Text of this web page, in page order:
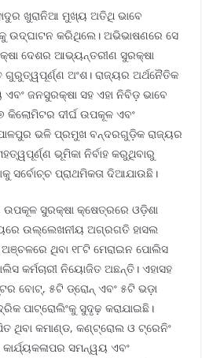
ଖୁରାନିଆ ମୁଖ୍ୟ ଅତିଥି ଭାବେ
ଉଦ୍ଘାଟନ କରିଥିଲେ। ଅଭିଭାଷଣରେ ସେ
ଦେଶର ଆଭ୍ୟନ୍ତରୀଣ ସୁରକ୍ଷା
ଅଂଶ। ରାଜ୍ୟର ଅର୍ଥନୈତିକ
ଜନସୁରକ୍ଷା ସହ ଏହା ନିବିଡ଼ ଭାବେ
କିଲୋମିଟର ଦୀର୍ଘ ଉପକୂଳ ଏବଂ
ଭଳି ପ୍ରମୁଖ ବନ୍ଦରଗୁଡ଼ିକ ରାଜ୍ୟର
ଭୂମିକା ନିର୍ବାହ କରୁଥିବାରୁ
ପ୍ରାଥମିକତା ଦିଆଯାଉଛି।
ସୁରକ୍ଷା କ୍ଷେତ୍ରରେ ଓଡ଼ିଶା
ଉଲ୍ଲେଖନୀୟ ଅଗ୍ରଗତି ହାସଲ
ଥିବା ୧୮ଟି ମେରାଇନ ପୋଲିସ
କର୍ମଚାରୀ ନିୟୋଜିତ ଅଛନ୍ତି। ଏହାସହ
ବୋଟ୍, ୫ଟି ଡ୍ରୋନ୍ ଏବଂ ୫ଟି ଭଡ଼ା
ପାଟ୍ରୋଲିଂକୁ ସୁଦୃଢ଼ କରାଯାଇଛି।
ଥିବା କମାଣ୍ଡ, କଣ୍ଟ୍ରୋଲ ଓ ଟ୍ରେନିଂ
ସମନ୍ୱୟ ଏବଂ